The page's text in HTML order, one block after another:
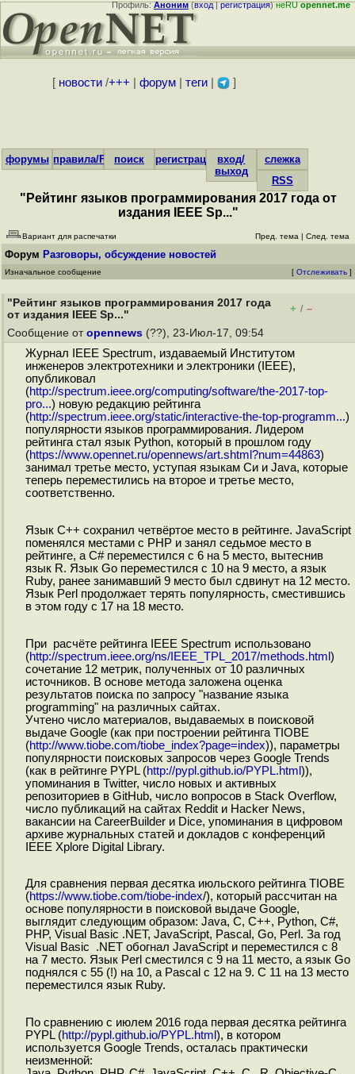
Профиль:Аноним(вход|регистрация)неRUopennet.me
[ новости/+++ форум| теги| ]
форумы правила/FAQпоиск регистрациявход/
выход
слежка
RSS
"Рейтинг языков программирования 2017 года от
издания IEEE Sp..."
Вариант для распечатки Пред. тема | След. тема
Форум Разговоры, обсуждение новостей
Изначальное сообщение [ Отслеживать ]
"Рейтинг языков программирования 2017 года
от издания IEEE Sp..."
+ / –
Сообщение от opennews (??), 23-Июл-17, 09:54
Журнал IEEE Spectrum, издаваемый Институтом
инженеров электротехники и электроники (IEEE),
опубликовал
(http://spectrum.ieee.org/computing/software/the-2017-top-
pro...) новую редакцию рейтинга
(http://spectrum.ieee.org/static/interactive-the-top-programm...)
популярности языков программирования. Лидером
рейтинга стал язык Python, который в прошлом году
(https://www.opennet.ru/opennews/art.shtml?num=44863)
занимал третье место, уступая языкам Си и Java, которые
теперь переместились на второе и третье место,
соответственно.
Язык C++ сохранил четвёртое место в рейтинге. JavaScript
поменялся местами с PHP и занял седьмое место в
рейтинге, а C# переместился с 6 на 5 место, вытеснив
язык R. Язык Go переместился с 10 на 9 место, а язык
Ruby, ранее занимавший 9 место был сдвинут на 12 место.
Язык Perl продолжает терять популярность, сместившись
в этом году с 17 на 18 место.
При расчёте рейтинга IEEE Spectrum использовано
(http://spectrum.ieee.org/ns/IEEE_TPL_2017/methods.html )
сочетание 12 метрик, полученных от 10 различных
источников. В основе метода заложена оценка
результатов поиска по запросу "название языка
programming" на различных сайтах.
Учтено число материалов, выдаваемых в поисковой
выдаче Google (как при построении рейтинга TIOBE
(http://www.tiobe.com/tiobe_index?page=index)), параметры
популярности поисковых запросов через Google Trends
(как в рейтинге PYPL (http://pypl.github.io/PYPL.html )),
упоминания в Twitter, число новых и активных
репозиториев в GitHub, число вопросов в Stack Overflow,
число публикаций на сайтах Reddit и Hacker News,
вакансии на CareerBuilder и Dice, упоминания в цифровом
архиве журнальных статей и докладов с конференций
IEEE Xplore Digital Library.
Для сравнения первая десятка июльского рейтинга TIOBE
(https://www.tiobe.com/tiobe-index/), который рассчитан на
основе популярности в поисковой выдаче Google,
выглядит следующим образом: Java, C, C++, Python, C#,
PHP, Visual Basic .NET, JavaScript, Pascal, Go, Perl. За год
Visual Basic .NET обогнал JavaScript и переместился с 8
на 7 место. Язык Perl сместился с 9 на 11 место, а язык Go
поднялся с 55 (!) на 10, а Pascal с 12 на 9. С 11 на 13 место
переместился язык Ruby.
По сравнению с июлем 2016 года первая десятка рейтинга
PYPL (http://pypl.github.io/PYPL.html ), в котором
используется Google Trends, осталась практически
неизменной: